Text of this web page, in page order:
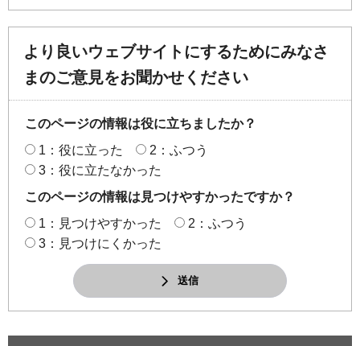
より良いウェブサイトにするためにみなさ
まのご意見をお聞かせください
このページの情報は役に立ちましたか？
1：役に立った
2：ふつう
3：役に立たなかった
このページの情報は見つけやすかったですか？
1：見つけやすかった
2：ふつう
3：見つけにくかった
送信